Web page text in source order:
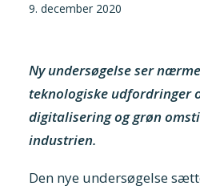
9. december 2020
Ny undersøgelse ser
teknologiske udfordringer
digitalisering og grøn
industrien.
Den nye undersøgelse